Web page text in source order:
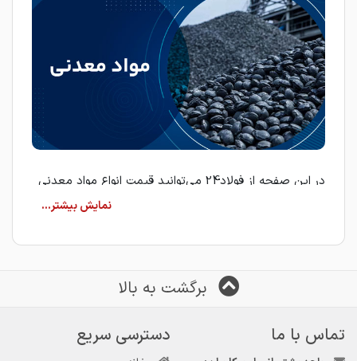
در این صفحه از فولاد24 می‌توانید قیمت انواع مواد معدنی
را از تامین‌کنندگان مختلف مشاهده کرده و تغییرات بازار را به
قیمت‌ها به خریداران کمک می‌کند تا تصمیمات دقیق‌تر و
قیمت انواع مواد معدنی
در فولاد24، اطلاعات مربوط به قیمت و عرضه محصولات
مختلف معدنی از سوی فروشندگان و تامین‌کنندگان نمایش
برگشت به بالا
تماس با ما
دسترسی سریع